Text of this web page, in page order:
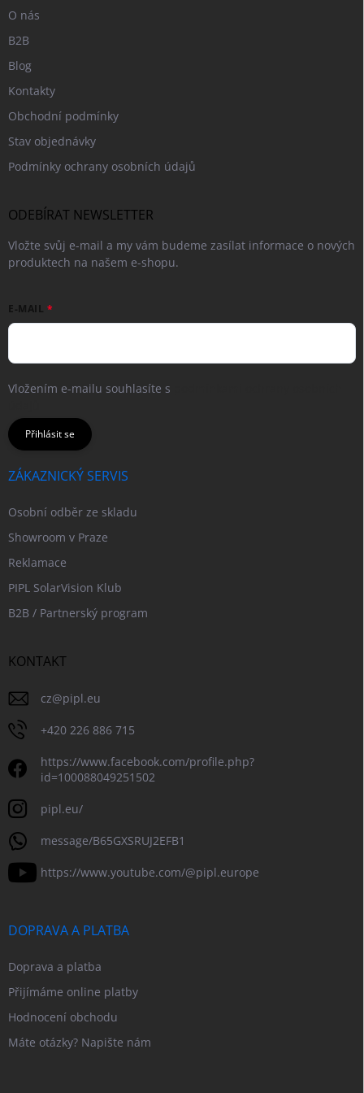
O nás
B2B
Blog
Kontakty
Obchodní podmínky
Stav objednávky
Podmínky ochrany osobních údajů
ODEBÍRAT NEWSLETTER
Vložte svůj e-mail a my vám budeme zasílat informace o nových
produktech na našem e-shopu.
E-MAIL
Vložením e-mailu souhlasíte s
Přihlásit se
ZÁKAZNICKÝ SERVIS
Osobní odběr ze skladu
Showroom v Praze
Reklamace
PIPL SolarVision Klub
B2B / Partnerský program
KONTAKT
cz@pipl.eu
+420 226 886 715
https://www.facebook.com/profile.php?
id=100088049251502
pipl.eu/
message/B65GXSRUJ2EFB1
https://www.youtube.com/@pipl.europe
DOPRAVA A PLATBA
Doprava a platba
Přijímáme online platby
Hodnocení obchodu
Máte otázky? Napište nám